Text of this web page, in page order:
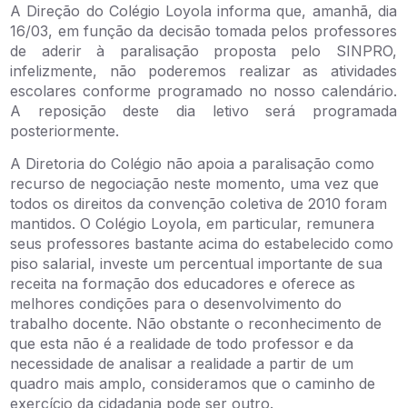
A Direção do Colégio Loyola informa que, amanhã, dia
16/03, em função da decisão tomada pelos professores
de aderir à paralisação proposta pelo SINPRO,
infelizmente, não poderemos realizar as atividades
escolares conforme programado no nosso calendário.
A reposição deste dia letivo será programada
posteriormente.
A Diretoria do Colégio não apoia a paralisação como
recurso de negociação neste momento, uma vez que
todos os direitos da convenção coletiva de 2010 foram
mantidos. O Colégio Loyola, em particular, remunera
seus professores bastante acima do estabelecido como
piso salarial, investe um percentual importante de sua
receita na formação dos educadores e oferece as
melhores condições para o desenvolvimento do
trabalho docente. Não obstante o reconhecimento de
que esta não é a realidade de todo professor e da
necessidade de analisar a realidade a partir de um
quadro mais amplo, consideramos que o caminho de
exercício da cidadania pode ser outro.